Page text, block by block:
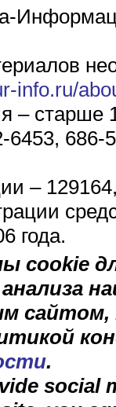
info.ru/
– старше
686-
–
года.
cookie
.
social